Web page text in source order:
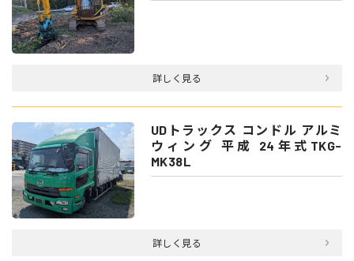
詳しく見る
UDトラックス コンドル アルミ
ウィング 平成 24年式TKG-
MK38L
詳しく見る